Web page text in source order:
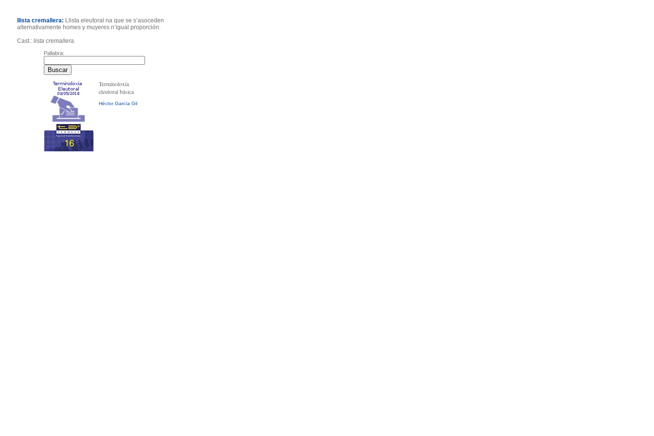
llista cremallera: Llista eleutoral na que se s’asoceden
alternativamente homes y muyeres n’igual proporción.
Cast.: lista cremallera.
Pallabra:
Terminoloxía
eleutoral básica
Héctor García Gil